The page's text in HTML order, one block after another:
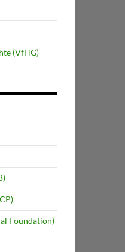
(VfHG)
Foundation)